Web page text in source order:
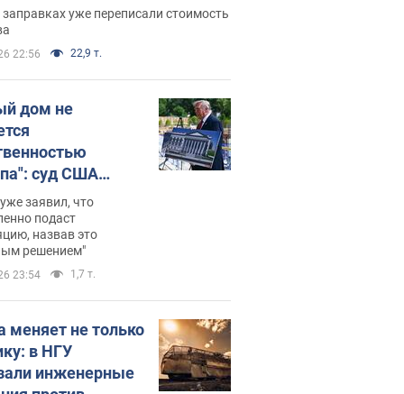
уже переписали стоимость
22:56 22,9 т.
дом не
суд США
зала
400 млн
заявил, что
подаст
назвав это
решением"
23:54 1,7 т.
меняет не только
в НГУ
инженерные